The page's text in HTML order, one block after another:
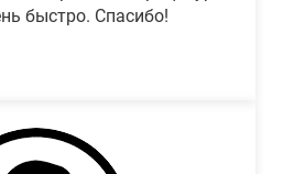
быстро. Спасибо!